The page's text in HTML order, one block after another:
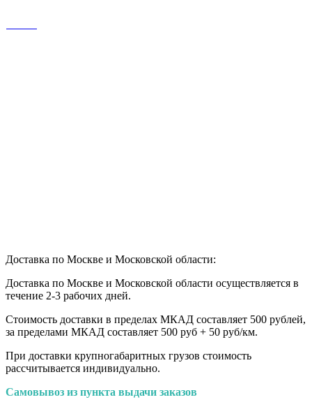
Доставка по Москве и Московской области:
Доставка по Москве и Московской области осуществляется в
течение 2-3 рабочих дней.
Стоимость доставки в пределах МКАД составляет 500 рублей,
за пределами МКАД составляет 500 руб + 50 руб/км.
При доставки крупногабаритных грузов стоимость
рассчитывается индивидуально.
Самовывоз из пункта выдачи заказов